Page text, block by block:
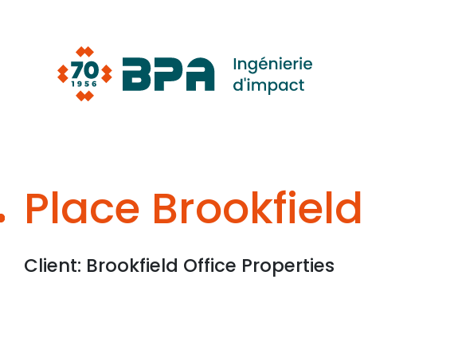
Place Brookfield
Client: Brookfield Office Properties